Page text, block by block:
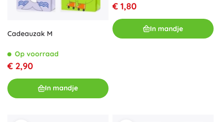
Cadeauzak M
Op voorraad
€ 2,90
In mandje
€ 1,80
In mandje